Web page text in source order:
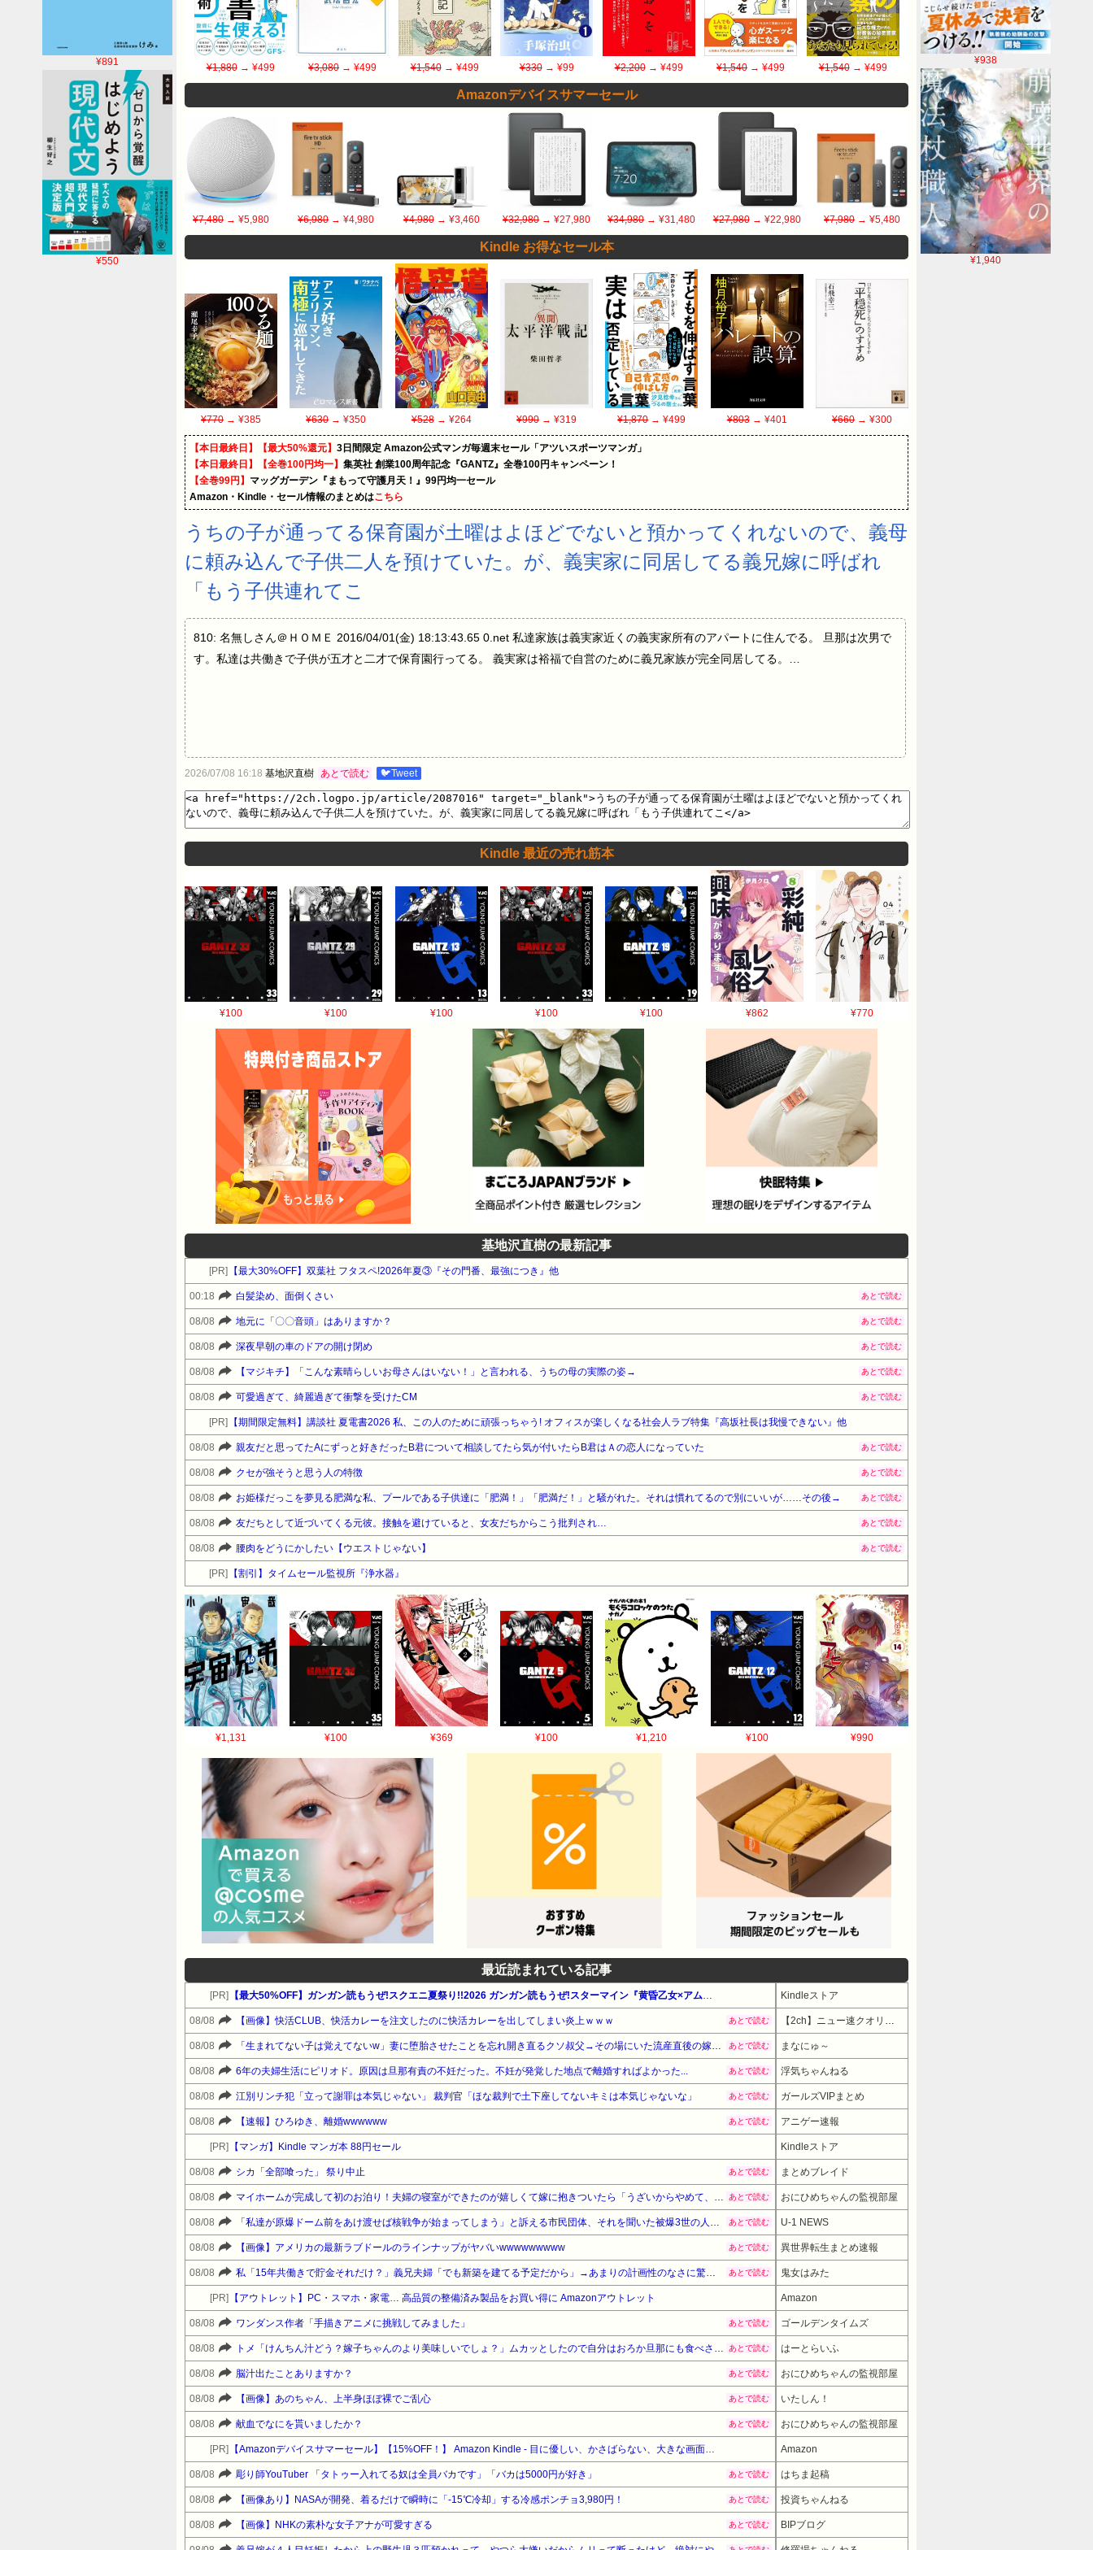
¥938
¥1,940
¥891
¥550
¥1,880→ ¥499 ¥3,080 → ¥499 ¥1,540→ ¥499 ¥330→ ¥99 ¥2,200→ ¥499 ¥1,540 → ¥499 ¥1,540→ ¥499
Amazonデバイスサマーセール
¥7,480 → ¥5,980 ¥6,980→ ¥4,980 ¥4,980→ ¥3,460 ¥32,980→ ¥27,980 ¥34,980→ ¥31,480 ¥27,980→ ¥22,980 ¥7,980→ ¥5,480
Kindle お得なセール本
¥770 → ¥385 ¥630→ ¥350 ¥528→ ¥264 ¥990→ ¥319 ¥1,870→ ¥499 ¥803→ ¥401 ¥660→ ¥300
【本日最終日】【最大50%還元】 3日間限定 Amazon公式マンガ毎週末セール「アツいスポーツマンガ」
【本日最終日】【全巻100円均一】 集英社 創業100周年記念『GANTZ』全巻100円キャンペーン！
【全巻99円】 マッグガーデン『まもって守護月天！』99円均一セール
Amazon・Kindle・セール情報のまとめはこちら
うちの子が通ってる保育園が土曜はよほどでないと預かってくれないので、義母
に頼み込んで子供二人を預けていた。が、義実家に同居してる義兄嫁に呼ばれ
「もう子供連れてこ
810: 名無しさん＠ＨＯＭＥ 2016/04/01(金) 18:13:43.65 0.net 私達家族は義実家近くの義実家所有のアパートに住んでる。 旦那は次男で
す。私達は共働きで子供が五才と二才で保育園行ってる。 義実家は裕福で自営のために義兄家族が完全同居してる。…
2026/07/08 16:18 基地沢直樹 あとで読む 🐦Tweet
Kindle 最近の売れ筋本
¥100 ¥100 ¥100 ¥100 ¥100 ¥862 ¥770
基地沢直樹の最新記事
[PR] 【最大30%OFF】双葉社 フタスペ!2026年夏③『その門番、最強につき』他
00:18 白髪染め、面倒くさい あとで読む
08/08 地元に「〇〇音頭」はありますか？ あとで読む
08/08 深夜早朝の車のドアの開け閉め あとで読む
08/08 【マジキチ】「こんな素晴らしいお母さんはいない！」と言われる、うちの母の実際の姿→ あとで読む
08/08 可愛過ぎて、綺麗過ぎて衝撃を受けたCM あとで読む
[PR] 【期間限定無料】講談社 夏電書2026 私、この人のために頑張っちゃう! オフィスが楽しくなる社会人ラブ特集『高坂社長は我慢できない』他
08/08 親友だと思ってたAにずっと好きだったB君について相談してたら気が付いたらB君はＡの恋人になっていた あとで読む
08/08 クセが強そうと思う人の特徴 あとで読む
08/08 お姫様だっこを夢見る肥満な私、プールである子供達に「肥満！」「肥満だ！」と騒がれた。それは慣れてるので別にいいが……その後→ あとで読む
08/08 友だちとして近づいてくる元彼。接触を避けていると、女友だちからこう批判され… あとで読む
08/08 腰肉をどうにかしたい【ウエストじゃない】 あとで読む
[PR] 【割引】タイムセール監視所『浄水器』
¥1,131 ¥100 ¥369 ¥100 ¥1,210 ¥100 ¥990
最近読まれている記事
[PR] 【最大50%OFF】ガンガン読もうぜ!スクエニ夏祭り!!2026 ガンガン読もうぜ!スターマイン『黄昏乙女×アムネジア』他 Kindleストア
08/08 【画像】快活CLUB、快活カレーを注文したのに快活カレーを出してしまい炎上ｗｗｗ あとで読む 【2ch】ニュー速クオリティ
08/08 「生まれてない子は覚えてないw」妻に堕胎させたことを忘れ開き直るクソ叔父→その場にいた流産直後の嫁や子供など『10人』が泣き叫ぶ地獄絵図へ あとで読む まなにゅ～
08/08 6年の夫婦生活にピリオド。原因は旦那有責の不妊だった。不妊が発覚した地点で離婚すればよかった... あとで読む 浮気ちゃんねる
08/08 江別リンチ犯「立って謝罪は本気じゃない」 裁判官「ほな裁判で土下座してないキミは本気じゃないな」 あとで読む ガールズVIPまとめ
08/08 【速報】ひろゆき、離婚wwwwww あとで読む アニゲー速報
[PR] 【マンガ】Kindle マンガ本 88円セール Kindleストア
08/08 シカ「全部喰った」 祭り中止 あとで読む まとめブレイド
08/08 マイホームが完成して初のお泊り！夫婦の寝室ができたのが嬉しくて嫁に抱きついたら「うざいからやめて、まったくふざけんなよ、お前」俺（何をしてるんだろう、俺…） あとで読む おにひめちゃんの監視部屋
08/08 「私達が原爆ドーム前をあけ渡せば核戦争が始まってしまう」と訴える市民団体、それを聞いた被爆3世の人が…… あとで読む U-1 NEWS
08/08 【画像】アメリカの最新ラブドールのラインナップがヤバいwwwwwwwww あとで読む 異世界転生まとめ速報
08/08 私「15年共働きで貯金それだけ？」義兄夫婦「でも新築を建てる予定だから」→あまりの計画性のなさに驚いて… あとで読む 鬼女はみた
[PR] 【アウトレット】PC・スマホ・家電… 高品質の整備済み製品をお買い得に Amazonアウトレット Amazon
08/08 ワンダンス作者「手描きアニメに挑戦してみました」 あとで読む ゴールデンタイムズ
08/08 トメ「けんちん汁どう？嫁子ちゃんのより美味しいでしょ？」ムカッとしたので自分はおろか旦那にも食べさせなかったｗｗ あとで読む はーとらいふ
08/08 脳汁出たことありますか？ あとで読む おにひめちゃんの監視部屋
08/08 【画像】あのちゃん、上半身ほぼ裸でご乱心 あとで読む いたしん！
08/08 献血でなにを貰いましたか？ あとで読む おにひめちゃんの監視部屋
[PR] 【Amazonデバイスサマーセール】【15%OFF！】 Amazon Kindle - 目に優しい、かさばらない、大きな画面で読みやすい、6週間持続バッテリー、6インチディスプレイ電子書籍リーダー、マッチャ、16GB、広告なし Amazon
08/08 彫り師YouTuber 「タトゥー入れてる奴は全員バカです」「バカは5000円が好き」 あとで読む はちま起稿
08/08 【画像あり】NASAが開発、着るだけで瞬時に「-15℃冷却」する冷感ポンチョ3,980円！ あとで読む 投資ちゃんねる
08/08 【画像】NHKの素朴な女子アナが可愛すぎる あとで読む BIPブログ